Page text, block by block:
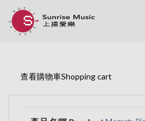
查看購物車Shopping cart